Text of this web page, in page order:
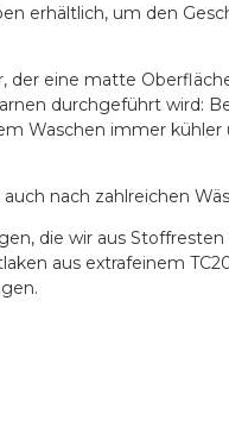
erhältlich, um den
der eine matte
durchgeführt wird:
Waschen immer kühler
nach zahlreichen
die wir aus
aus extrafeinem